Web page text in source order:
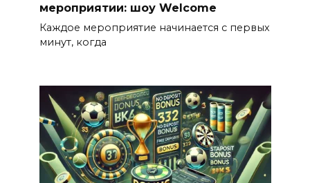
мероприятии: шоу Welcome
Каждое мероприятие начинается с первых
минут, когда